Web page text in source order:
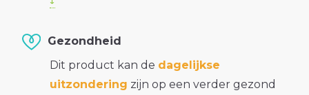
Gezondheid
Dit product kan de dagelijkse
uitzondering zijn op een verder gezond